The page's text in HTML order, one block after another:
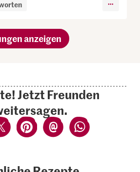
anzeigen
Jetzt Freunden